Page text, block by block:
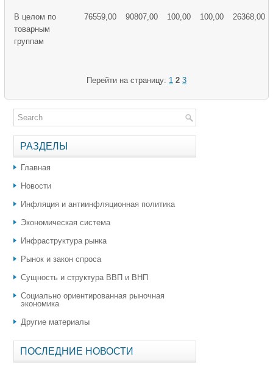
В целом по
товарным
группам
76559,00 90807,00 100,00 100,00 26368,00
Перейти на страницу: 1 2 3
РАЗДЕЛЫ
Главная
Новости
Инфляция и антиинфляционная политика
Экономическая система
Инфраструктура рынка
Рынок и закон спроса
Сущность и структура ВВП и ВНП
Социально ориентированная рыночная
экономика
Другие материалы
ПОСЛЕДНИЕ НОВОСТИ